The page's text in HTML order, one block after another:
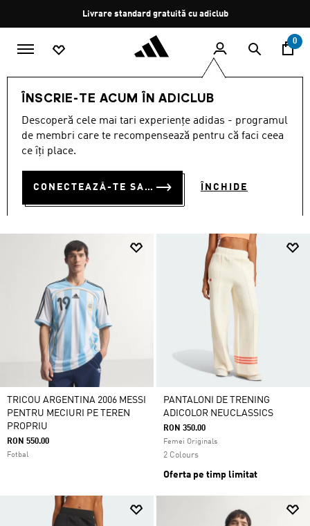
Oprește
rotația
Livrare standard gratuită cu adiclub
0
ÎNSCRIE-TE ACUM ÎN ADICLUB
Descoperă cele mai tari experiențe adidas - programul
de membri care te recompensează pentru că faci ceea
ce îți place.
CONECTEAZĂ-TE SAU ÎNSCRIE-TE ACUM ÎNCHIDE
Femei ÎMBRĂCĂMINTE
ÎMBRĂCĂMINTE (3332)
TRICOU ARGENTINA 2006 MESSI
PENTRU MECIURI PE TEREN
PROPRIU
RON 550.00
Fotbal
PANTALONI DE TRENING
ADICOLOR NEUCLASSICS
RON 350.00
Femei Originals
2 Colours
Oferta pe timp limitat